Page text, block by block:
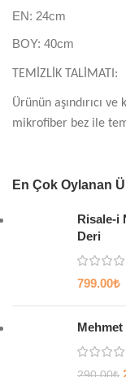
EN: 24cm
BOY: 40cm
TEMİZLİK TALİMATI:
Ürünün aşındırıcı
mikrofiber bez ile
En Çok Oylanan
Risale-i
Deri
799.00₺
Mehmet